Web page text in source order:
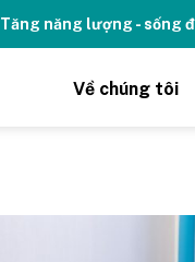
Tăng năng lượng - sống
Về chúng tôi